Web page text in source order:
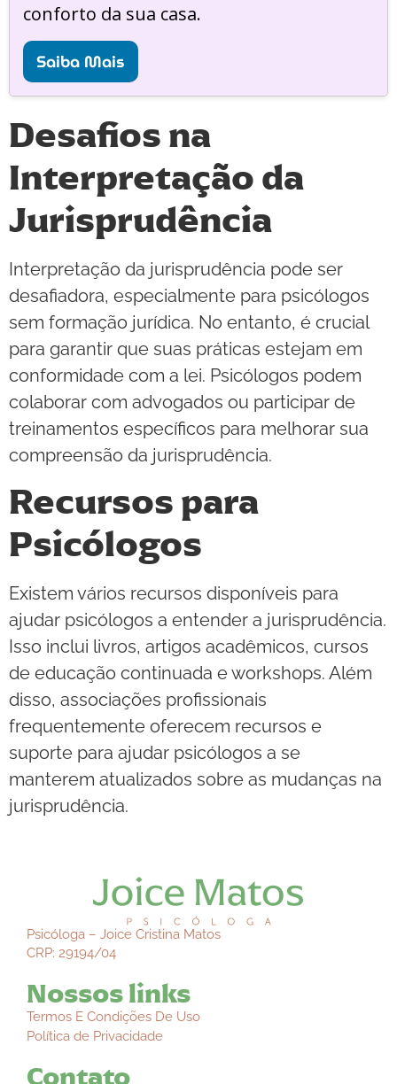
conforto da sua casa.
Saiba Mais
Desafios na
Interpretação da
Jurisprudência
Interpretação da jurisprudência pode ser
desafiadora, especialmente para psicólogos
sem formação jurídica. No entanto, é crucial
para garantir que suas práticas estejam em
conformidade com a lei. Psicólogos podem
colaborar com advogados ou participar de
treinamentos específicos para melhorar sua
compreensão da jurisprudência.
Recursos para
Psicólogos
Existem vários recursos disponíveis para
ajudar psicólogos a entender a jurisprudência.
Isso inclui livros, artigos acadêmicos, cursos
de educação continuada e workshops. Além
disso, associações profissionais
frequentemente oferecem recursos e
suporte para ajudar psicólogos a se
manterem atualizados sobre as mudanças na
jurisprudência.
Psicóloga – Joice Cristina Matos
CRP: 29194/04
Nossos links
Termos E Condições De Uso
Política de Privacidade
Contato